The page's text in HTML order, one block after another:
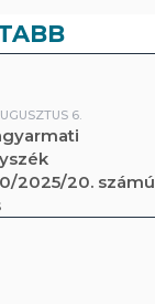
6.
2025/20. számú